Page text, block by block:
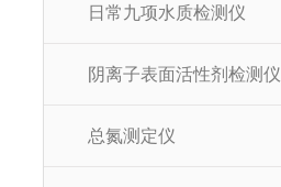
日常九项水质检测仪
阴离子表面活性剂检测仪
总氮测定仪